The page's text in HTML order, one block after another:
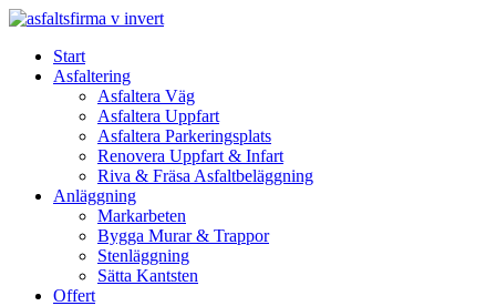
Skip
contentStart
Asfaltering
Asfaltera Väg
Asfaltera Uppfart
Asfaltera Parkeringsplats
Renovera Uppfart & Infart
Riva & Fräsa Asfaltbeläggning
Anläggning
Markarbeten
Bygga Murar & Trappor
Stenläggning
Sätta Kantsten
Offert